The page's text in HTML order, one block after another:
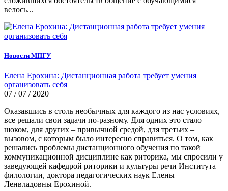
велось...
Новости МПГУ
Елена Ерохина: Дистанционная работа требует умения
организовать себя
07 / 07 / 2020
Оказавшись в столь необычных для каждого из нас условиях,
все решали свои задачи по-разному. Для одних это стало
шоком, для других – привычной средой, для третьих –
вызовом, с которым было интересно справиться. О том, как
решались проблемы дистанционного обучения по такой
коммуникационной дисциплине как риторика, мы спросили у
заведующей кафедрой риторики и культуры речи Института
филологии, доктора педагогических наук Елены
Ленвладовны Ерохиной.